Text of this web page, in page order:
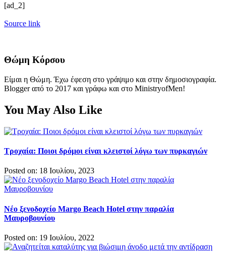
[ad_2]
Source link
Θώμη Κόρσου
Είμαι η Θώμη. Έχω έφεση στο γράψιμο και στην δημοσιογραφία.
Blogger από το 2017 και γράφω και στο MinistryofMen!
You May Also Like
Τροχαία: Ποιοι δρόμοι είναι κλειστοί λόγω των πυρκαγιών
Posted on: 18 Ιουλίου, 2023
Νέο ξενοδοχείο Margo Beach Hotel στην παραλία
Μαυροβουνίου
Posted on: 19 Ιουλίου, 2022